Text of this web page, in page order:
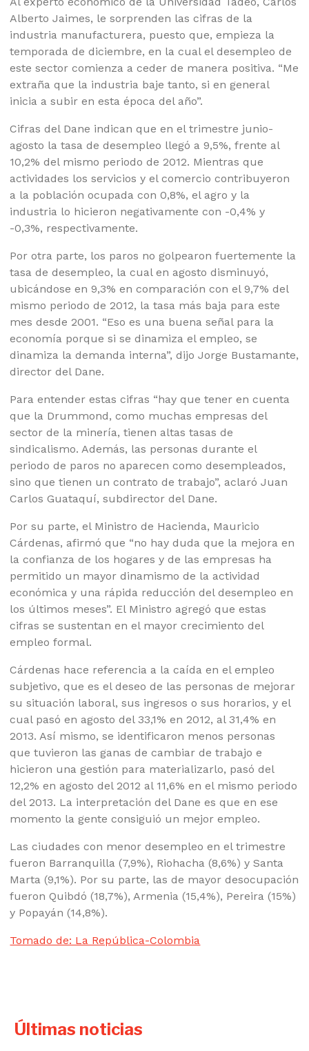
Alberto Jaimes, le sorprenden las cifras de la
industria manufacturera, puesto que, empieza la
temporada de diciembre, en la cual el desempleo de
este sector comienza a ceder de manera positiva. “Me
extraña que la industria baje tanto, si en general
inicia a subir en esta época del año”.
Cifras del Dane indican que en el trimestre junio-
agosto la tasa de desempleo llegó a 9,5%, frente al
10,2% del mismo periodo de 2012. Mientras que
actividades los servicios y el comercio contribuyeron
a la población ocupada con 0,8%, el agro y la
industria lo hicieron negativamente con -0,4% y
-0,3%, respectivamente.
Por otra parte, los paros no golpearon fuertemente la
tasa de desempleo, la cual en agosto disminuyó,
ubicándose en 9,3% en comparación con el 9,7% del
mismo periodo de 2012, la tasa más baja para este
mes desde 2001. “Eso es una buena señal para la
economía porque si se dinamiza el empleo, se
dinamiza la demanda interna”, dijo Jorge Bustamante,
director del Dane.
Para entender estas cifras “hay que tener en cuenta
que la Drummond, como muchas empresas del
sector de la minería, tienen altas tasas de
sindicalismo. Además, las personas durante el
periodo de paros no aparecen como desempleados,
sino que tienen un contrato de trabajo”, aclaró Juan
Carlos Guataquí, subdirector del Dane.
Por su parte, el Ministro de Hacienda, Mauricio
Cárdenas, afirmó que “no hay duda que la mejora en
la confianza de los hogares y de las empresas ha
permitido un mayor dinamismo de la actividad
económica y una rápida reducción del desempleo en
los últimos meses”. El Ministro agregó que estas
cifras se sustentan en el mayor crecimiento del
empleo formal.
Cárdenas hace referencia a la caída en el empleo
subjetivo, que es el deseo de las personas de mejorar
su situación laboral, sus ingresos o sus horarios, y el
cual pasó en agosto del 33,1% en 2012, al 31,4% en
2013. Así mismo, se identificaron menos personas
que tuvieron las ganas de cambiar de trabajo e
hicieron una gestión para materializarlo, pasó del
12,2% en agosto del 2012 al 11,6% en el mismo periodo
del 2013. La interpretación del Dane es que en ese
momento la gente consiguió un mejor empleo.
Las ciudades con menor desempleo en el trimestre
fueron Barranquilla (7,9%), Riohacha (8,6%) y Santa
Marta (9,1%). Por su parte, las de mayor desocupación
fueron Quibdó (18,7%), Armenia (15,4%), Pereira (15%)
y Popayán (14,8%).
Tomado de: La República-Colombia
Últimas noticias